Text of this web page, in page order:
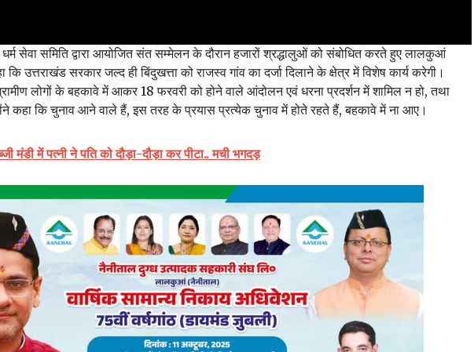
सेवा समिति द्वारा आयोजित संत सम्मेलन के दौरान हजारों श्रद्धालुओं को संबोधित करते हुए लालकुआं
कि उत्तराखंड सरकार जल्द ही बिंदुखत्ता को राजस्व गांव का दर्जा दिलाने के क्षेत्र में विशेष कार्य करेगी।
लोगों के बहकावे में आकर 18 फरवरी को होने वाले आंदोलन एवं धरना प्रदर्शन में शामिल न हो, तथा
कहा कि चुनाव आने वाले हैं, इस तरह के प्रयास प्रत्येक चुनाव में होते रहते हैं, बहकावे में ना आए।
मंडी में पत्नी ने पति को दौड़ा-दौड़ा कर पीटा.. मची भगदड़